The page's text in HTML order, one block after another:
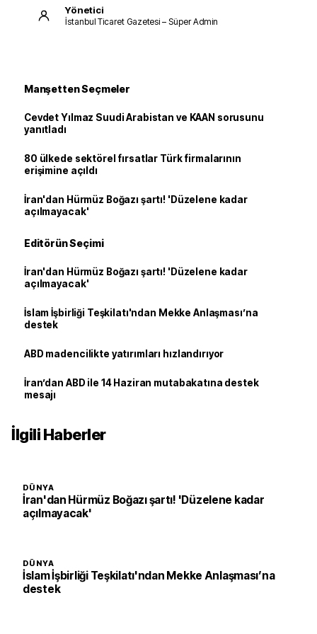
Yönetici
İstanbul Ticaret Gazetesi – Süper Admin
Manşetten Seçmeler
Cevdet Yılmaz Suudi Arabistan ve KAAN sorusunu
yanıtladı
80 ülkede sektörel fırsatlar Türk firmalarının
erişimine açıldı
İran'dan Hürmüz Boğazı şartı! 'Düzelene kadar
açılmayacak'
Editörün Seçimi
İran'dan Hürmüz Boğazı şartı! 'Düzelene kadar
açılmayacak'
İslam İşbirliği Teşkilatı'ndan Mekke Anlaşması’na
destek
ABD madencilikte yatırımları hızlandırıyor
İran’dan ABD ile 14 Haziran mutabakatına destek
mesajı
İlgili Haberler
DÜNYA
İran'dan Hürmüz Boğazı şartı! 'Düzelene kadar
açılmayacak'
DÜNYA
İslam İşbirliği Teşkilatı'ndan Mekke Anlaşması’na
destek